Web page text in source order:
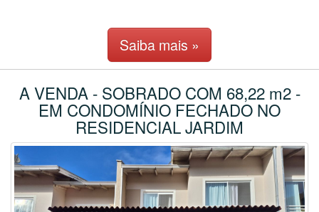
Saiba mais »
A VENDA - SOBRADO COM 68,22 m2 -
EM CONDOMÍNIO FECHADO NO
RESIDENCIAL JARDIM